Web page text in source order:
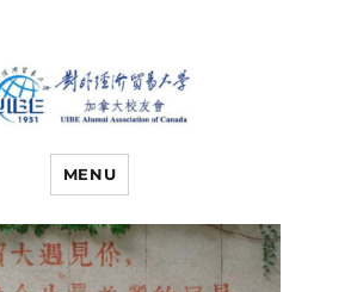
外经济贸易
加拿大校
MENU